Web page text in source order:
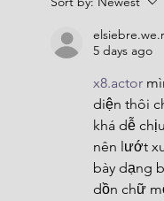
5 days ago
x8.actor
diện thôi
khá dễ
nên lướt
bày dạng
dồn chữ